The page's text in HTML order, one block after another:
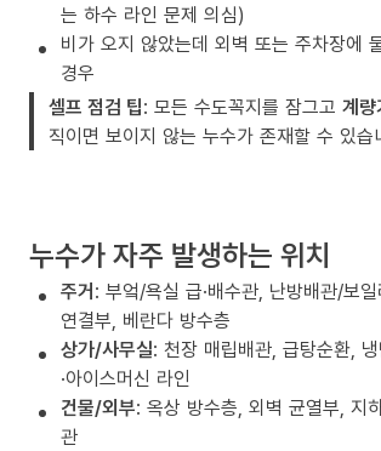
는 하수 라인 문제 의심)
비가 오지 않았는데 외벽 또는 주차장에
경우
셀프 점검 팁: 모든 수도꼭지를 잠그고 계량
직이면 보이지 않는 누수가 존재할 수 있습
누수가 자주 발생하는 위치
주거: 부엌/욕실 급·배수관, 난방배관/보일
연결부, 베란다 방수층
상가/사무실: 천장 매립배관, 급탕순환,
·아이스머신 라인
건물/외부: 옥상 방수층, 외벽 균열부, 지
관